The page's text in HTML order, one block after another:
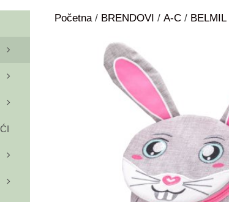
Početna/ BRENDOVI / A-C / BELMIL